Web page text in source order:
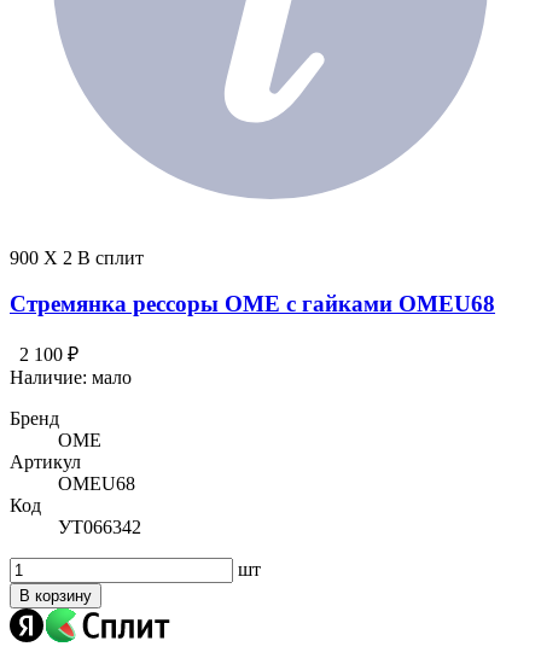
900 X 2 В сплит
Стремянка рессоры OME с гайками OMEU68
2 100 ₽
Наличие: мало
Бренд
OME
Артикул
OMEU68
Код
УТ066342
шт
В корзину